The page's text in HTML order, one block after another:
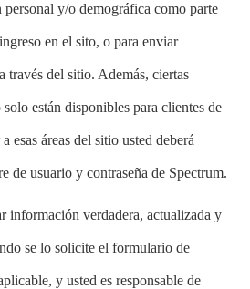
y/o demográfica como parte
en el sito, o para enviar
través del sitio. Además, ciertas
están disponibles para clientes de
esas áreas del sitio usted deberá
de usuario y contraseña de Spectrum.
información verdadera, actualizada y
se lo solicite el formulario de
y usted es responsable de